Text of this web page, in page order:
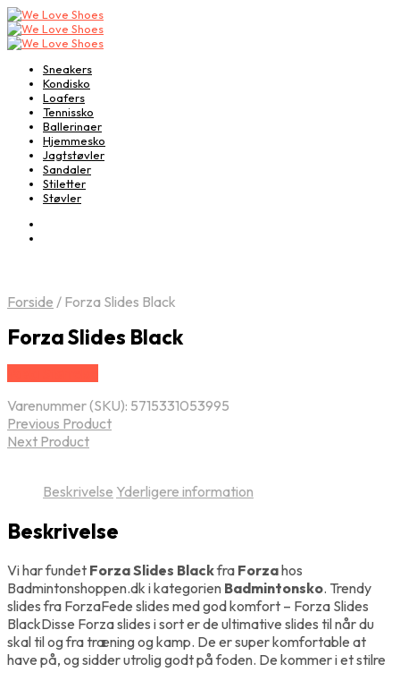
Sneakers
Kondisko
Loafers
Tennissko
Ballerinaer
Hjemmesko
Jagtstøvler
Sandaler
Stiletter
Støvler
Forside / Forza Slides Black
Forza Slides Black
Varenummer (SKU): 5715331053995
Previous Product
Next Product
Beskrivelse Yderligere information
Beskrivelse
Vi har fundet Forza Slides Blackfra Forzahos
Badmintonshoppen.dk i kategorien Badmintonsko. Trendy
slides fra ForzaFede slides med god komfort – Forza Slides
BlackDisse Forza slides i sort er de ultimative slides til når du
skal til og fra træning og kamp. De er super komfortable at
have på, og sidder utrolig godt på foden. De kommer i et stilre